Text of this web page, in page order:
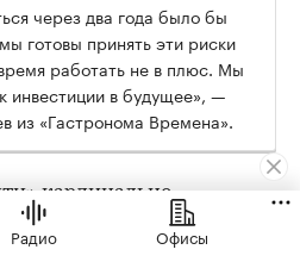
через два года было бы
готовы принять эти риски
работать не в плюс. Мы
инвестиции в будущее», —
из «Гастронома Времена».
кардинально
там 2000 кв. м и
здесь — 170 кв. м и
Радио Офисы